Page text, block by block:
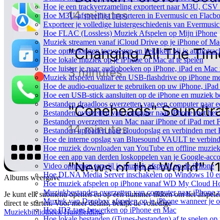
Hoe je een trackverzameling exporteert naar M3U,
Hoe M3U-afspeellijst importeren in Evermusic en
Exporteer je volledige luistergeschiedenis van
Hoe FLAC (Lossless) Muziek Afspelen op Mijn iPhone
Muziek streamen vanaf iCloud Drive op je iPhone of
Hoe opmerkingen toevoegen en bekijken bij je
Hoe lokale muziek op je iPhone of Mac af te spelen
Hoe luister je naar audioboeken op iPhone, iPad en
Muziek afspelen vanaf een USB-flashdrive op iPhone
Hoe de audio-equalizer te gebruiken op uw iPhone,
Hoe een USB-stick aansluiten op de iPhone en muziek
Bestanden draadloos overzetten van een computer naar
Bestanden overzetten van computer naar iPhone met
Bestanden overzetten van Mac naar iPhone of iPad met
Bestanden uploaden naar cloudopslag en verbinden
Hoe de interne opslag van Bluesound VAULT te
Hoe muziek downloaden van YouTube en offline
Hoe een app van derden loskoppelen van je Google-
Video opnemen terwijl je muziek afspeelt op de iPhone
Hoe DLNA Media Server inschakelen op Windows 10
Hoe muziek afspelen op iPhone vanaf WD My Cloud
Muziekbestanden overzetten van computer naar
Muziek van Dropbox afspelen op je iPhone wanneer je
Hoe ID3-tags bewerken op iPhone en Mac
Albums weergave
Je kunt elk submenu openen en op een nummer tikken om het
direct te starten. Voor meer details, bekijk de volledige
Muziekbibliotheek Handleiding.